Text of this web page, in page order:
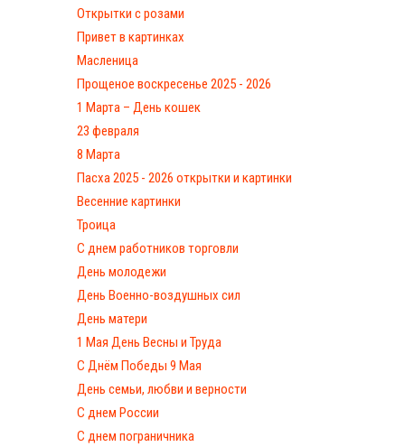
Открытки с розами
Привет в картинках
Масленица
Прощеное воскресенье 2025 - 2026
1 Марта – День кошек
23 февраля
8 Марта
Пасха 2025 - 2026 открытки и картинки
Весенние картинки
Троица
С днем работников торговли
День молодежи
День Военно-воздушных сил
День матери
1 Мая День Весны и Труда
С Днём Победы 9 Мая
День семьи, любви и верности
С днем России
С днем пограничника